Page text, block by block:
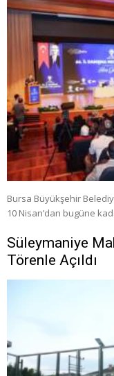
Bursa Büyükşehir
10 Nisan’dan bugüne
Süleymaniye
Törenle Açıldı